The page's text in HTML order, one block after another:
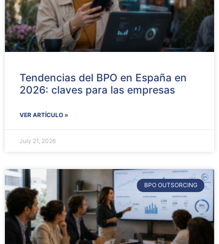
Tendencias del BPO en España en
2026: claves para las empresas
VER ARTÍCULO »
July 21, 2026
BPO OUTSORCING